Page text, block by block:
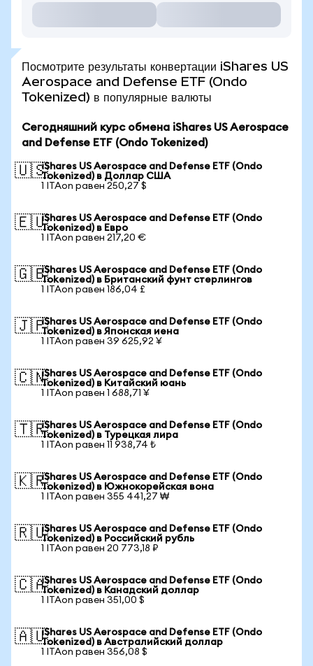
Посмотрите результаты конвертации iShares US
Aerospace and Defense ETF (Ondo
Tokenized) в популярные валюты
Сегодняшний курс обмена iShares US Aerospace
and Defense ETF (Ondo Tokenized)
🇺🇸iShares US Aerospace and Defense ETF (Ondo
Tokenized) в Доллар США
1 ITAon равен 250,27 $
🇪🇺iShares US Aerospace and Defense ETF (Ondo
Tokenized) в Евро
1 ITAon равен 217,20 €
🇬🇧iShares US Aerospace and Defense ETF (Ondo
Tokenized) в Британский фунт стерлингов
1 ITAon равен 186,04 £
🇯🇵iShares US Aerospace and Defense ETF (Ondo
Tokenized) в Японская иена
1 ITAon равен 39 625,92 ¥
🇨🇳iShares US Aerospace and Defense ETF (Ondo
Tokenized) в Китайский юань
1 ITAon равен 1 688,71 ¥
🇹🇷iShares US Aerospace and Defense ETF (Ondo
Tokenized) в Турецкая лира
1 ITAon равен 11 938,74 ₺
🇰🇷iShares US Aerospace and Defense ETF (Ondo
Tokenized) в Южнокорейская вона
1 ITAon равен 355 441,27 ₩
🇷🇺iShares US Aerospace and Defense ETF (Ondo
Tokenized) в Российский рубль
1 ITAon равен 20 773,18 ₽
🇨🇦iShares US Aerospace and Defense ETF (Ondo
Tokenized) в Канадский доллар
1 ITAon равен 351,00 $
🇦🇺iShares US Aerospace and Defense ETF (Ondo
Tokenized) в Австралийский доллар
1 ITAon равен 356,08 $